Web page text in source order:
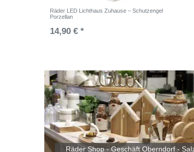
Räder LED Lichthaus Zuhause – Schutzengel
Porzellan
14,90 € *
Räder Shop - Geschäft Oberndorf -